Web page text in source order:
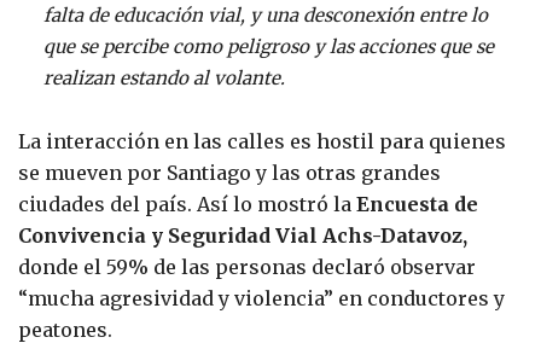
falta de educación vial, y una desconexión entre lo
que se percibe como peligroso y las acciones que se
realizan estando al volante.
La interacción en las calles es hostil para quienes
se mueven por Santiago y las otras grandes
ciudades del país. Así lo mostró la Encuesta de
Convivencia y Seguridad Vial Achs-Datavoz,
donde el 59% de las personas declaró observar
“mucha agresividad y violencia” en conductores y
peatones.